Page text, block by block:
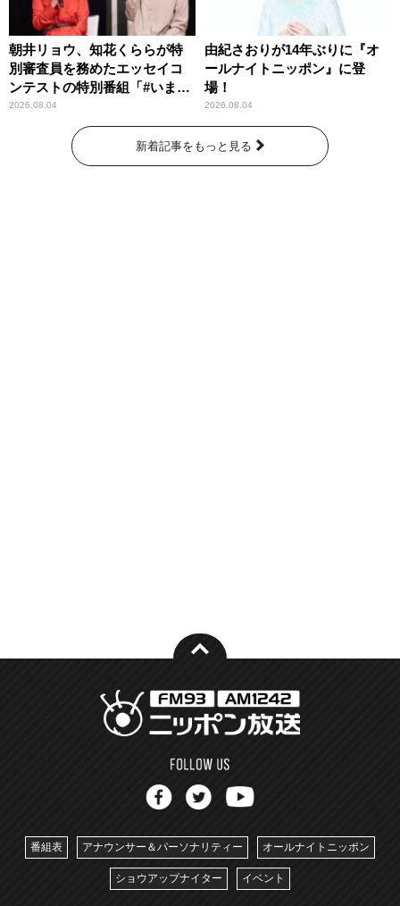
朝井リョウ、知花くららが特
別審査員を務めたエッセイコ
ンテストの特別番組「#いまあ
なたに伝えたいこと」
2026.08.04
由紀さおりが14年ぶりに『オ
ールナイトニッポン』に登
場！
2026.08.04
新着記事をもっと見る
番組表 アナウンサー＆パーソナリティー オールナイトニッポン
ショウアップナイター イベント